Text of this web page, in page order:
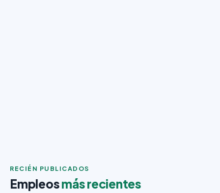
RECIÉN PUBLICADOS
Empleosmás recientes